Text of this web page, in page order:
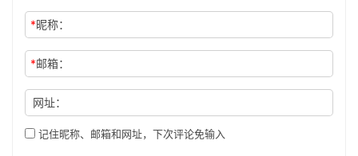
*昵称：
*邮箱：
网址：
记住昵称、邮箱和网址，下次评论免输入